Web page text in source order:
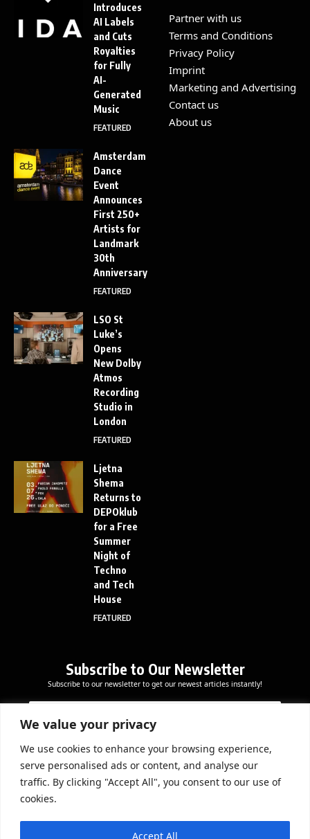
We value your privacy
We use cookies to enhance your browsing experience,
serve personalised ads or content, and analyse our
traffic. By clicking "Accept All", you consent to our use of
cookies.
Accept All
Introduces
AI Labels
and Cuts
Royalties
for Fully
AI-
Generated
Music
FEATURED
Amsterdam
Dance
Event
Announces
First 250+
Artists for
Landmark
30th
Anniversary
FEATURED
LSO St
Luke’s
Opens
New Dolby
Atmos
Recording
Studio in
London
FEATURED
Ljetna
Shema
Returns to
DEPOklub
for a Free
Summer
Night of
Techno
and Tech
House
FEATURED
Partner with us
Terms and Conditions
Privacy Policy
Imprint
Marketing and Advertising
Contact us
About us
Subscribe to Our Newsletter
Subscribe to our newsletter to get our newest articles instantly!
a
l
m
i
l
*
E
m
a
i
*
Subscribe Now